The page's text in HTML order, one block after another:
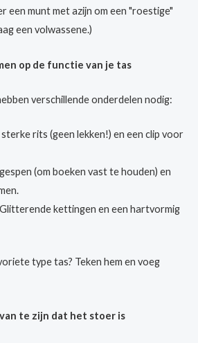
een munt met azijn om een "roestige"
een volwassene.)
op de functie van je tas
verschillende onderdelen nodig:
sterke rits (geen lekken!) en een clip voor
(om boeken vast te houden) en
kettingen en een hartvormig
type tas? Teken hem en voeg
te zijn dat het stoer is